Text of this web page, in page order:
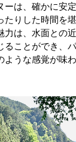
ーは、確かに安
たりした時間を
力は、水面との
ることができ、
ような感覚が味わ